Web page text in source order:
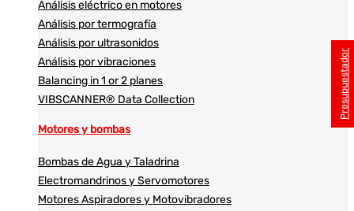
Análisis eléctrico en motores
Análisis por termografía
Análisis por ultrasonidos​​
Análisis por vibraciones
Balancing in 1 or 2 planes
VIBSCANNER® Data Collection
Motores y bombas
Bombas de Agua y Taladrina
Electromandrinos y Servomotores
Motores Aspiradores y Motovibradores
Presupuestador